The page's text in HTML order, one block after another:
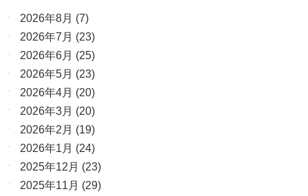
2026年8月 (7)
2026年7月 (23)
2026年6月 (25)
2026年5月 (23)
2026年4月 (20)
2026年3月 (20)
2026年2月 (19)
2026年1月 (24)
2025年12月 (23)
2025年11月 (29)